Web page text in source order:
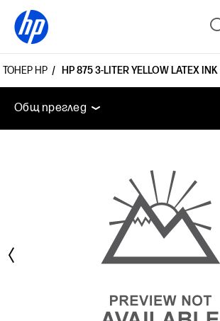
HP HP 875 3-LITER YELLOW LATEX
Общ преглед
Поддръжка
Общ преглед